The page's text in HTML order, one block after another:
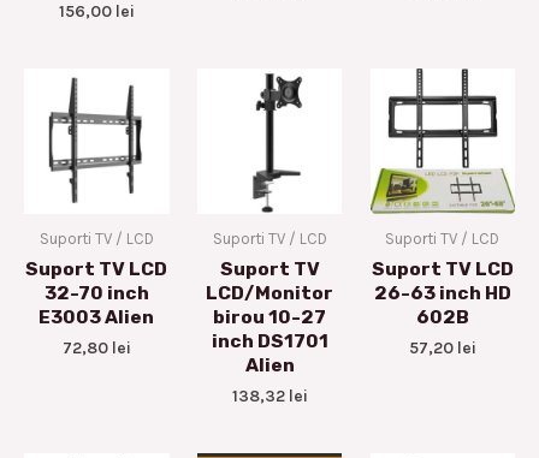
156,00 lei
Suporti TV / LCD
Suport TV LCD
32-70 inch
E3003 Alien
72,80 lei
Suporti TV / LCD
Suport TV
LCD/Monitor
birou 10-27
inch DS1701
Alien
138,32 lei
Suporti TV / LCD
Suport TV LCD
26-63 inch HD
602B
57,20 lei